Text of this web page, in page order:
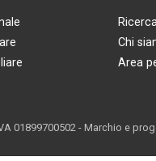
Chi
Area
01899700502 - Marchio e